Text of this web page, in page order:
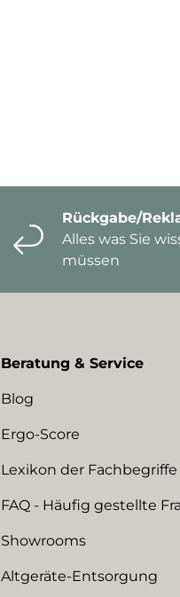
Rückgabe/
Alles was Sie
müssen
Beratung & Service
Blog
Ergo-Score
Lexikon der Fachbegriffe
FAQ - Häufig gestellte
Showrooms
Altgeräte-Entsorgung